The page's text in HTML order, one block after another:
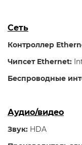
Сеть
Контроллер
Чипсет Ethernet:
Беспроводные
Аудио/видео
Звук: HDA